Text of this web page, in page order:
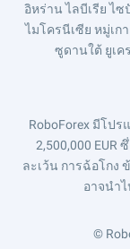
อิหร่าน ไลบีเรีย ไ
ไมโครนีเซีย หมู่เก
ซูดานใต้ ยูเค
RoboForex มีโป
2,500,000 EUR
ละเว้น การฉ้อโกง
อาจนำ
©